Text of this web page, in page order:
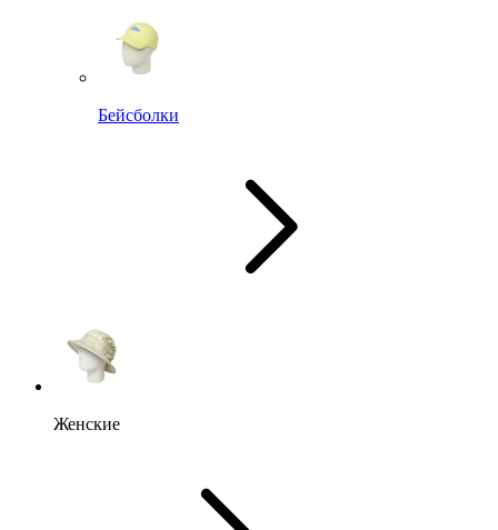
Бейсболки
Женские